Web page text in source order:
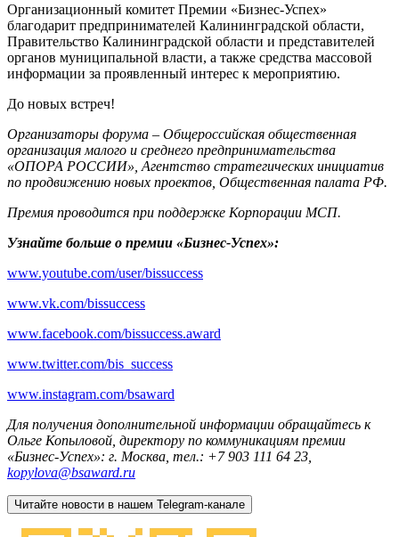
Организационный комитет Премии «Бизнес-Успех»
благодарит предпринимателей Калининградской области,
Правительство Калининградской области и представителей
органов муниципальной власти, а также средства массовой
информации за проявленный интерес к мероприятию.
До новых встреч!
Организаторы форума – Общероссийская общественная
организация малого и среднего предпринимательства
«ОПОРА РОССИИ», Агентство стратегических инициатив
по продвижению новых проектов, Общественная палата РФ.
Премия проводится при поддержке Корпорации МСП.
Узнайте больше о премии «Бизнес-Успех»:
www.youtube.com/user/bissuccess
www.vk.com/bissuccess
www.facebook.com/bissuccess.award
www.twitter.com/bis_success
www.instagram.com/bsaward
Для получения дополнительной информации обращайтесь к
Ольге Копыловой, директору по коммуникациям премии
«Бизнес-Успех»: г. Москва, тел.: +7 903 111 64 23,
kopylova@bsaward.ru
Читайте новости в нашем Telegram-канале